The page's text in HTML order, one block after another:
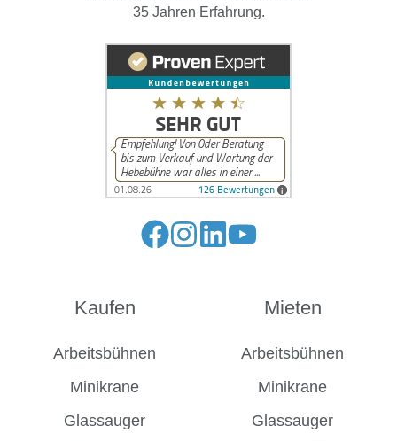
35 Jahren Erfahrung.
FolgeFolgeFolgeFolge
Kaufen
Arbeitsbühnen
Minikrane
Glassauger
Mieten
Arbeitsbühnen
Minikrane
Glassauger